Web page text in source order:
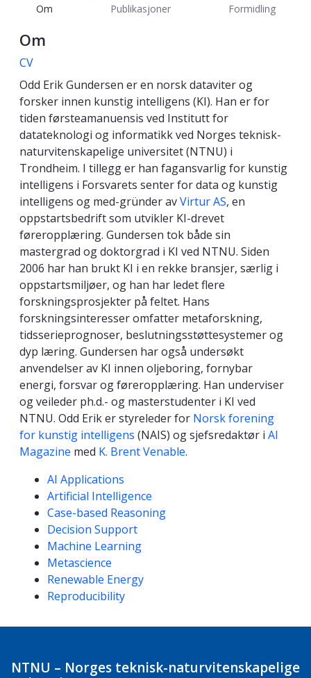
Om Publikasjoner Formidling
Om
CV
Odd Erik Gundersen er en norsk dataviter og
forsker innen kunstig intelligens (KI). Han er for
tiden førsteamanuensis ved Institutt for
datateknologi og informatikk ved Norges teknisk-
naturvitenskapelige universitet (NTNU) i
Trondheim. I tillegg er han fagansvarlig for kunstig
intelligens i Forsvarets senter for data og kunstig
intelligens og med-gründer avVirtur AS, en
oppstartsbedrift som utvikler KI-drevet
føreropplæring. Gundersen tok både sin
mastergrad og doktorgrad i KI ved NTNU. Siden
2006 har han brukt KI i en rekke bransjer, særlig i
oppstartsmiljøer, og han har ledet flere
forskningsprosjekter på feltet. Hans
forskningsinteresser omfatter metaforskning,
tidsserieprognoser, beslutningsstøttesystemer og
dyp læring. Gundersen har også undersøkt
anvendelser av KI innen oljeboring, fornybar
energi, forsvar og føreropplæring. Han underviser
og veileder ph.d.- og masterstudenter i KI ved
NTNU. Odd Erik er styreleder for Norsk forening
for kunstig intelligens (NAIS) og sjefsredaktør i AI
Magazine med K. Brent Venable.
Kompetanseord
AI Applications
Artificial Intelligence
Case-based Reasoning
Decision Support
Machine Learning
Metascience
Renewable Energy
Reproducibility
NTNU – Norges teknisk-naturvitenskapelige